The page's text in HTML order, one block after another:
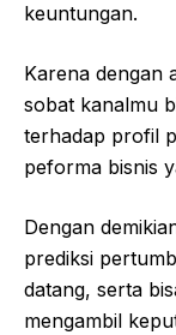
keuntungan.
Karena dengan
sobat kanalmu
terhadap profil
peforma bisnis
Dengan
prediksi
datang, serta
mengambil